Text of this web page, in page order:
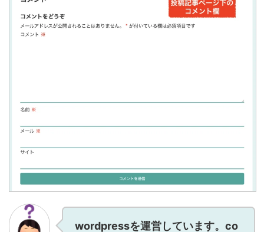
wordpressを運営しています。co